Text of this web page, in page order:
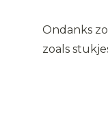
Ondanks
zoals